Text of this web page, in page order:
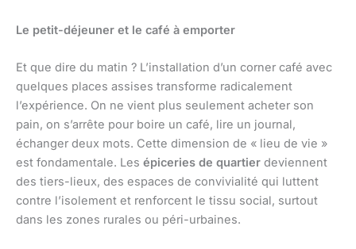
Le petit-déjeuner et le café à emporter
Et que dire du matin ? L’installation d’un corner café avec
quelques places assises transforme radicalement
l’expérience. On ne vient plus seulement acheter son
pain, on s’arrête pour boire un café, lire un journal,
échanger deux mots. Cette dimension de « lieu de vie »
est fondamentale. Les épiceries de quartier deviennent
des tiers-lieux, des espaces de convivialité qui luttent
contre l’isolement et renforcent le tissu social, surtout
dans les zones rurales ou péri-urbaines.